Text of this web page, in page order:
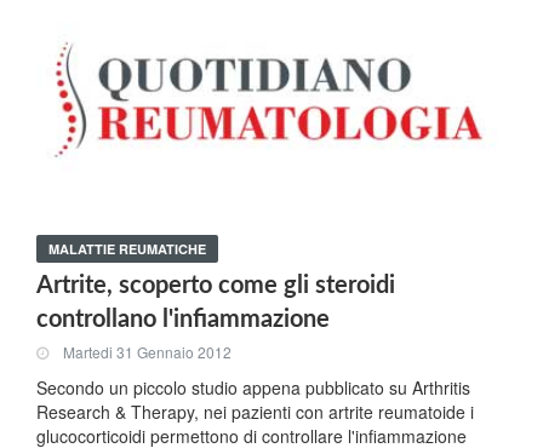
MALATTIE REUMATICHE
Artrite, scoperto come gli steroidi
controllano l'infiammazione
Martedi 31 Gennaio 2012
Secondo un piccolo studio appena pubblicato su Arthritis
Research & Therapy, nei pazienti con artrite reumatoide i
glucocorticoidi permettono di controllare l'infiammazione